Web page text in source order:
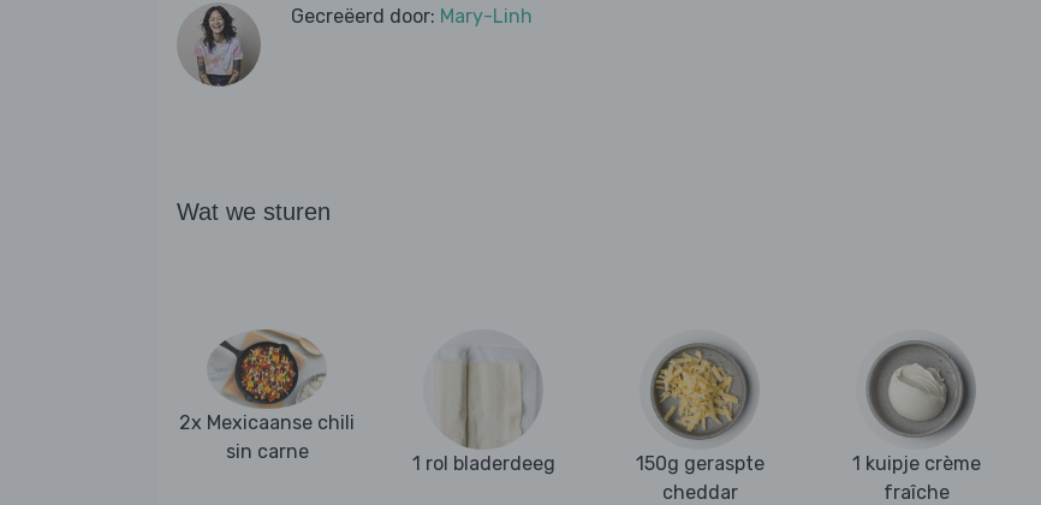
Gecreëerd door: Mary-Linh
Wat we sturen
2x Mexicaanse chili
sin carne
1 rol bladerdeeg
150g geraspte
cheddar
1 kuipje crème
fraîche